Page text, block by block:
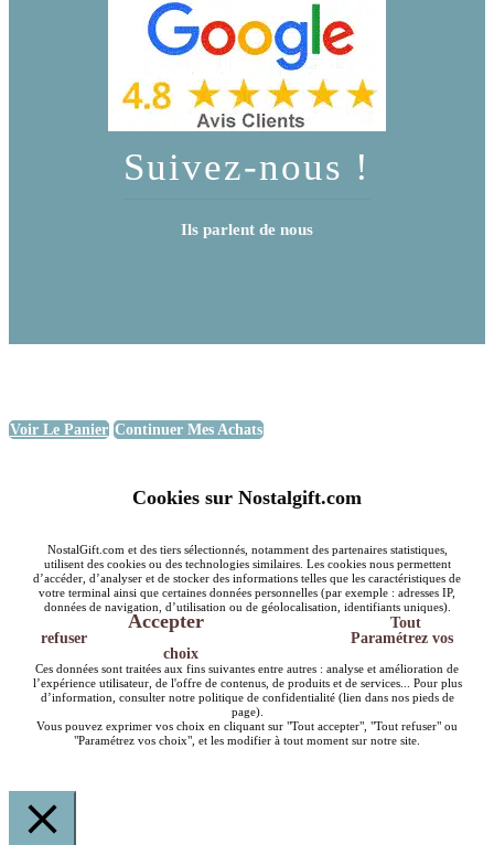
Suivez-nous !
Ils parlent de nous
Voir Le Panier Continuer Mes Achats
Cookies sur Nostalgift.com
NostalGift.com et des tiers sélectionnés, notamment des partenaires statistiques,
utilisent des cookies ou des technologies similaires. Les cookies nous permettent
d’accéder, d’analyser et de stocker des informations telles que les caractéristiques de
votre terminal ainsi que certaines données personnelles (par exemple : adresses IP,
données de navigation, d’utilisation ou de géolocalisation, identifiants uniques).
Accepter
Tout
refuser
Paramétrez vos
choix
Ces données sont traitées aux fins suivantes entre autres : analyse et amélioration de
l’expérience utilisateur, de l'offre de contenus, de produits et de services... Pour plus
d’information, consulter notre politique de confidentialité (lien dans nos pieds de
page).
Vous pouvez exprimer vos choix en cliquant sur "Tout accepter", "Tout refuser" ou
"Paramétrez vos choix", et les modifier à tout moment sur notre site.